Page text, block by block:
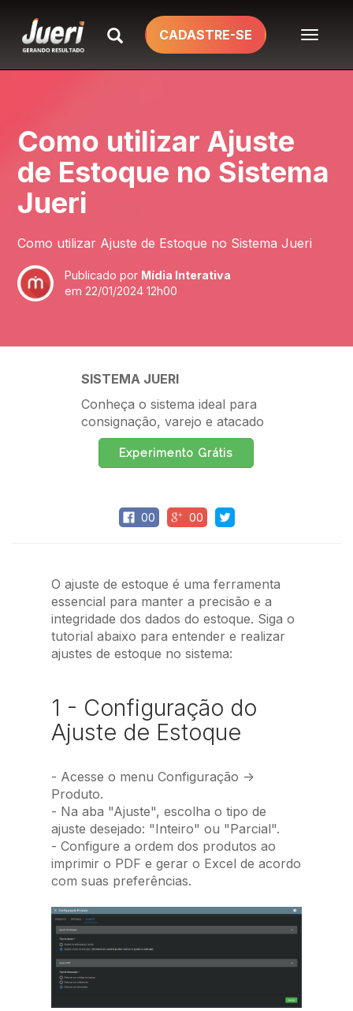
CADASTRE-SE
Como utilizar Ajuste
de Estoque no Sistema
Jueri
Como utilizar Ajuste de Estoque no Sistema Jueri
Publicado por Mídia Interativa
em 22/01/2024 12h00
SISTEMA JUERI
Conheça o sistema ideal para
consignação, varejo e atacado
Experimento Grátis
00 00
O ajuste de estoque é uma ferramenta
essencial para manter a precisão e a
integridade dos dados do estoque. Siga o
tutorial abaixo para entender e realizar
ajustes de estoque no sistema:
1 - Configuração do
Ajuste de Estoque
- Acesse o menu Configuração ->
Produto.
- Na aba "Ajuste", escolha o tipo de
ajuste desejado: "Inteiro" ou "Parcial".
- Configure a ordem dos produtos ao
imprimir o PDF e gerar o Excel de acordo
com suas preferências.